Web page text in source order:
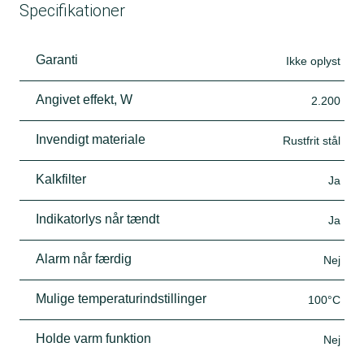
Specifikationer
Garanti Ikke oplyst
Angivet effekt, W 2.200
Invendigt materiale Rustfrit stål
Kalkfilter Ja
Indikatorlys når tændt Ja
Alarm når færdig Nej
Mulige temperaturindstillinger 100°C
Holde varm funktion Nej